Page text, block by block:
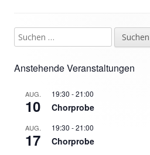
Haupt-
Seitenleiste
Suchen
nach:
Anstehende Veranstaltungen
AUG.
10
19:30 -21:00
Chorprobe
AUG.
17
19:30 -21:00
Chorprobe